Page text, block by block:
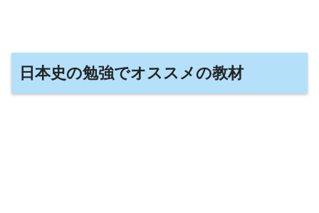
日本史の勉強でオススメの教材